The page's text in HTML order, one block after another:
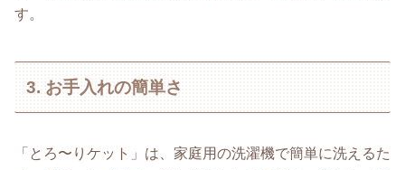
す。
3. お手入れの簡単さ
「とろ〜りケット」は、家庭用の洗濯機で簡単に洗えるた